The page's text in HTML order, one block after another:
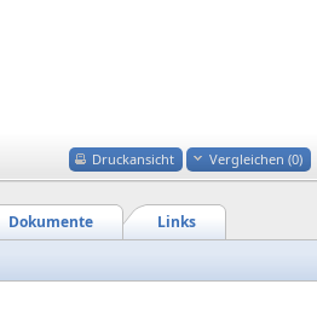
Druckansicht Vergleichen (0)
Links
Dokumente